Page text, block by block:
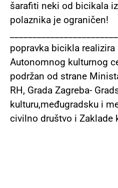
šarafiti neki od bicikala
polaznika je ograničen!
popravka bicikla realizira
Autonomnog kulturnog
podržan od strane
RH, Grada Zagreba-
kulturu,međugradsku i
civilno društvo i Zaklade